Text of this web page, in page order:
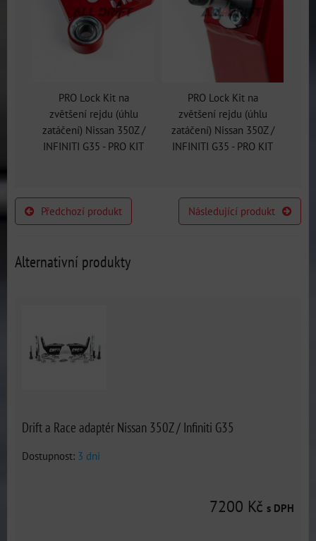
PRO Lock Kit na
zvětšení rejdu (úhlu
zatáčení) Nissan 350Z /
INFINITI G35 - PRO KIT
PRO Lock Kit na
zvětšení rejdu (úhlu
zatáčení) Nissan 350Z /
INFINITI G35 - PRO KIT
Předchozí produkt Následující produkt
Alternativní produkty
Drift a Race adaptér Nissan 350Z / Infiniti G35
Dostupnost: 3 dni
7200 Kč s DPH